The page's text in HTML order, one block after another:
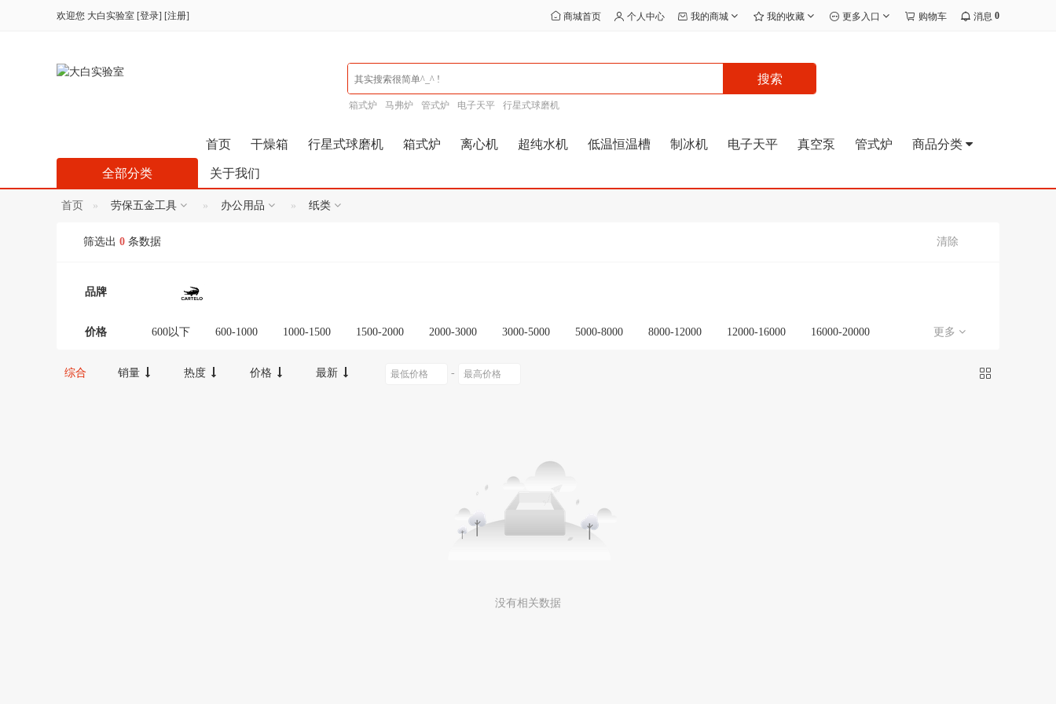
欢迎您 大白实验室 [登录] [注册] 商城首页 个人中心 我的商城 我的收藏 更多入口 购物车 消息 0
搜索
箱式炉 马弗炉 管式炉 电子天平 行星式球磨机
首页 干燥箱 行星式球磨机 箱式炉 离心机 超纯水机 低温恒温槽 制冰机 电子天平 真空泵 管式炉 商品分类
关于我们
全部分类
首页 劳保五金工具 办公用品 纸类
筛选出 0 条数据 清除
品牌
价格 600以下 600-1000 1000-1500 1500-2000 2000-3000 3000-5000 5000-8000 8000-12000 12000-16000 16000-20000 更多
综合 销量 热度 价格 最新 -
没有相关数据